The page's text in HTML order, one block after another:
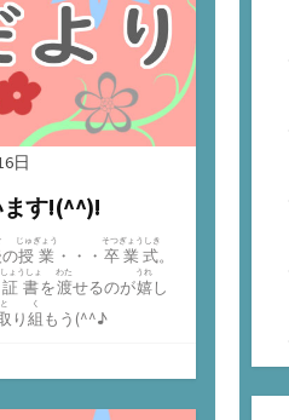
日
す!(^^)!
の授業
じゅぎょう
・・・ 卒業式
そつぎょうしき
。
書
ょうしょ
を渡
わた
せるのが嬉
うれ
し
と
り組
く
もう(^^♪